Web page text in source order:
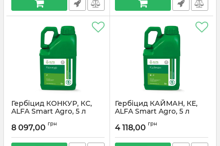
Гербіцид КОНКУР, КС,
ALFA Smart Agro, 5 л
8 097,00 грн
Гербіцид КАЙМАН, КЕ,
ALFA Smart Agro, 5 л
4 118,00 грн